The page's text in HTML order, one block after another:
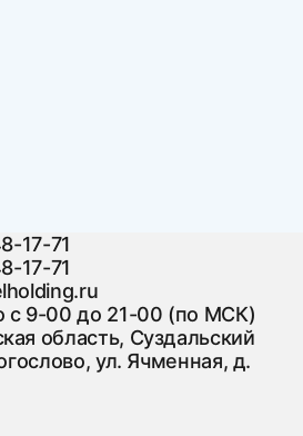
17-71
17-71
с 9-00 до 21-00 (по МСК)
область, Суздальский
ул. Ячменная, д.